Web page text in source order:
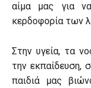
αίμα μας για
κερδοφορία των
Στην υγεία, τα
την εκπαίδευση,
παιδιά μας